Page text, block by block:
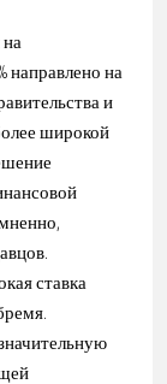
направлено на
и
широкой
ставка